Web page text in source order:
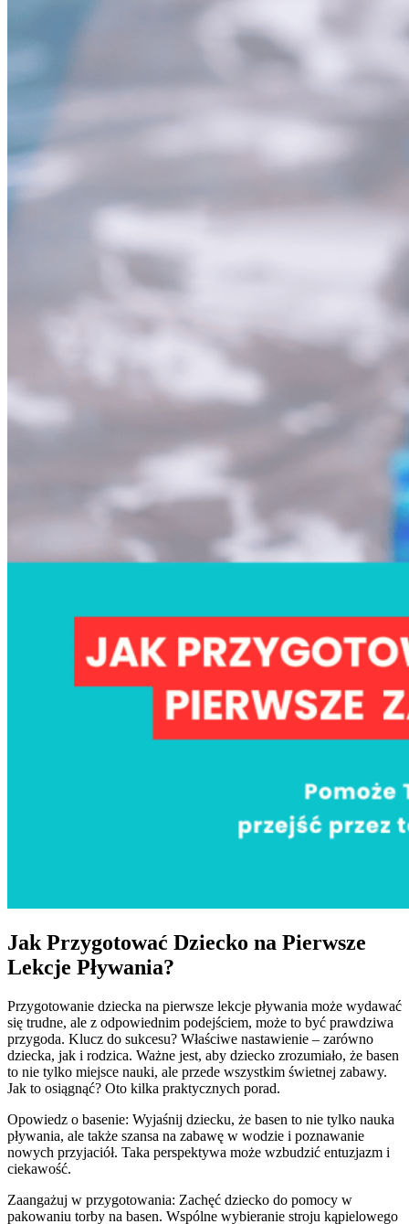
Jak Przygotować Dziecko na Pierwsze
Lekcje Pływania?
Przygotowanie dziecka na pierwsze lekcje pływania może wydawać
się trudne, ale z odpowiednim podejściem, może to być prawdziwa
przygoda. Klucz do sukcesu? Właściwe nastawienie – zarówno
dziecka, jak i rodzica. Ważne jest, aby dziecko zrozumiało, że basen
to nie tylko miejsce nauki, ale przede wszystkim świetnej zabawy.
Jak to osiągnąć? Oto kilka praktycznych porad.
Opowiedz o basenie: Wyjaśnij dziecku, że basen to nie tylko nauka
pływania, ale także szansa na zabawę w wodzie i poznawanie
nowych przyjaciół. Taka perspektywa może wzbudzić entuzjazm i
ciekawość.
Zaangażuj w przygotowania: Zachęć dziecko do pomocy w
pakowaniu torby na basen. Wspólne wybieranie stroju kąpielowego